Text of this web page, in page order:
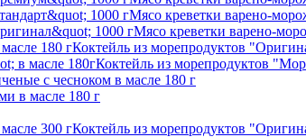
Мясо креветки варено-
Мясо креветки варено-
Коктейль из морепродуктов
Коктейль из морепродуктов
с чесноком в масле 180 г
в масле 180 г
Коктейль из морепродуктов